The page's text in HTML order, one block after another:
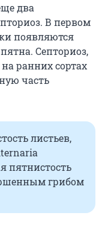
два
В первом
появляются
Септориоз,
ранних сортах
часть
листьев,
пятнистость
грибом